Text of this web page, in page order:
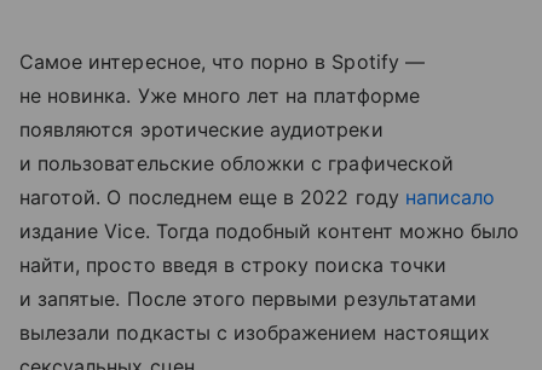
Самое интересное, что порно в Spotify —
не новинка. Уже много лет на платформе
появляются эротические аудиотреки
и пользовательские обложки с графической
наготой. О последнем еще в 2022 году написало
издание Vice. Тогда подобный контент можно было
найти, просто введя в строку поиска точки
и запятые. После этого первыми результатами
вылезали подкасты с изображением настоящих